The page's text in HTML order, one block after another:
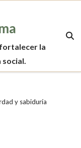
la
social.
y sabiduría